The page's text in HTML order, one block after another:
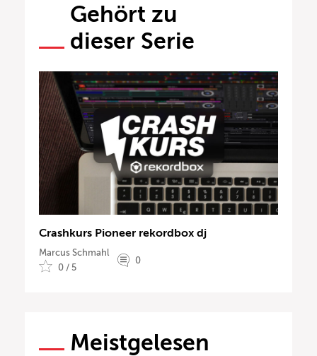
Gehört zu
dieser Serie
Crashkurs Pioneer rekordbox dj
Marcus Schmahl
0 / 5
0
Meistgelesen